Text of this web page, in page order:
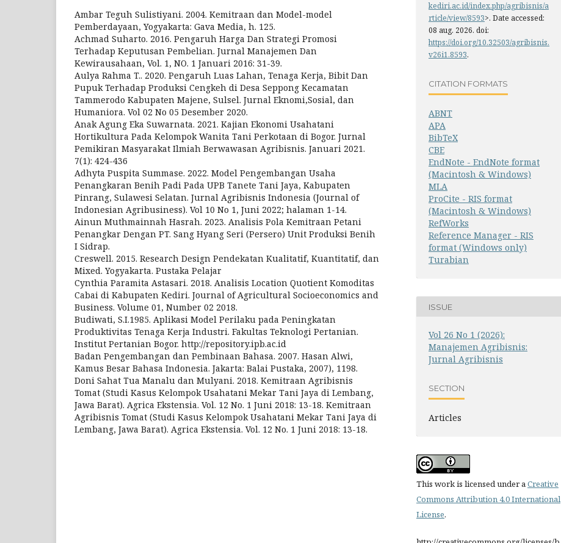
Ambar Teguh Sulistiyani. 2004. Kemitraan dan Model-model
Pemberdayaan, Yogyakarta: Gava Media, h. 125.
Achmad Suharto. 2016. Pengaruh Harga Dan Strategi Promosi
Terhadap Keputusan Pembelian. Jurnal Manajemen Dan
Kewirausahaan, Vol. 1, NO. 1 Januari 2016: 31-39.
Aulya Rahma T.. 2020. Pengaruh Luas Lahan, Tenaga Kerja, Bibit Dan
Pupuk Terhadap Produksi Cengkeh di Desa Seppong Kecamatan
Tammerodo Kabupaten Majene, Sulsel. Jurnal Eknomi,Sosial, dan
Humaniora. Vol 02 No 05 Desember 2020.
Anak Agung Eka Suwarnata. 2021. Kajian Ekonomi Usahatani
Hortikultura Pada Kelompok Wanita Tani Perkotaan di Bogor. Jurnal
Pemikiran Masyarakat Ilmiah Berwawasan Agribisnis. Januari 2021.
7(1): 424-436
Adhyta Puspita Summase. 2022. Model Pengembangan Usaha
Penangkaran Benih Padi Pada UPB Tanete Tani Jaya, Kabupaten
Pinrang, Sulawesi Selatan. Jurnal Agribisnis Indonesia (Journal of
Indonesian Agribusiness). Vol 10 No 1, Juni 2022; halaman 1-14.
Ainun Muthmainnah Hasrah. 2023. Analisis Pola Kemitraan Petani
Penangkar Dengan PT. Sang Hyang Seri (Persero) Unit Produksi Benih
I Sidrap.
Creswell. 2015. Research Design Pendekatan Kualitatif, Kuantitatif, dan
Mixed. Yogyakarta. Pustaka Pelajar
Cynthia Paramita Astasari. 2018. Analisis Location Quotient Komoditas
Cabai di Kabupaten Kediri. Journal of Agricultural Socioeconomics and
Business. Volume 01, Number 02 2018.
Budiwati, S.I.1985. Aplikasi Model Perilaku pada Peningkatan
Produktivitas Tenaga Kerja Industri. Fakultas Teknologi Pertanian.
Institut Pertanian Bogor. http://repository.ipb.ac.id
Badan Pengembangan dan Pembinaan Bahasa. 2007. Hasan Alwi,
Kamus Besar Bahasa Indonesia. Jakarta: Balai Pustaka, 2007), 1198.
Doni Sahat Tua Manalu dan Mulyani. 2018. Kemitraan Agribisnis
Tomat (Studi Kasus Kelompok Usahatani Mekar Tani Jaya di Lembang,
Jawa Barat). Agrica Ekstensia. Vol. 12 No. 1 Juni 2018: 13-18. Kemitraan
Agribisnis Tomat (Studi Kasus Kelompok Usahatani Mekar Tani Jaya di
Lembang, Jawa Barat). Agrica Ekstensia. Vol. 12 No. 1 Juni 2018: 13-18.
kediri.ac.id/index.php/agribisnis/a
rticle/view/8593>. Date accessed:
08 aug. 2026. doi:
https://doi.org/10.32503/agribisnis.
v26i1.8593.
CITATION FORMATS
ABNT
APA
BibTeX
CBE
EndNote - EndNote format
(Macintosh & Windows)
MLA
ProCite - RIS format
(Macintosh & Windows)
RefWorks
Reference Manager - RIS
format (Windows only)
Turabian
ISSUE
Vol 26 No 1 (2026):
Manajemen Agribisnis:
Jurnal Agribisnis
SECTION
Articles
This work is licensed under aCreative
Commons Attribution 4.0 International
License.